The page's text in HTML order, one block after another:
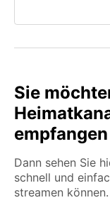
Sie
Dann sehen Sie
schnell und
streamen können.